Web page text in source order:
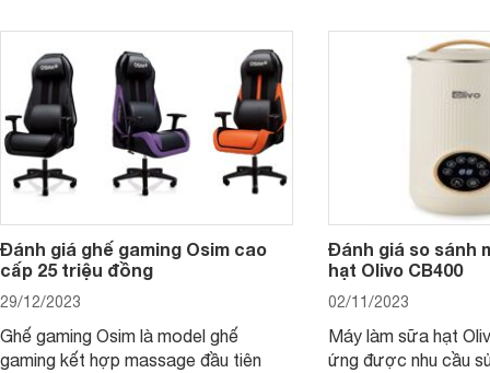
- 500k đẹp mắt nhé.
2025 mới vừa sang,
mua sắm cuối năm.
Đánh giá ghế gaming Osim cao
cấp 25 triệu đồng
29/12/2023
Ghế gaming Osim là model ghế
gaming kết hợp massage đầu tiên
Đánh giá so sánh
hạt Olivo CB400
02/11/2023
Máy làm sữa hạt
ứng được nhu cầu